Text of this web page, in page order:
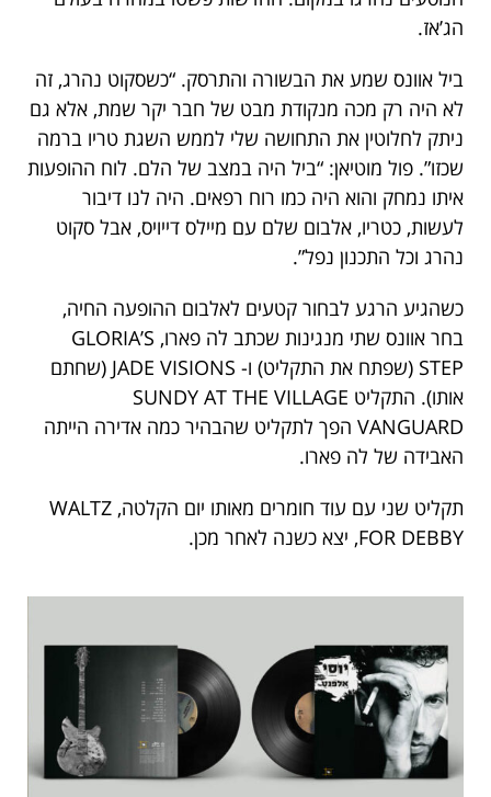
הג’אז.
ביל אוונס שמע את הבשורה והתרסק. “כשסקוט נהרג, זה
לא היה רק ​​מכה מנקודת מבט של חבר יקר שמת, אלא גם
ניתק לחלוטין את התחושה שלי לממש השגת טריו ברמה
שכזו”. פול מוטיאן: “ביל היה במצב של הלם. לוח ההופעות
איתו נמחק והוא היה כמו רוח רפאים. היה לנו דיבור
לעשות, כטריו, אלבום שלם עם מיילס דייויס, אבל סקוט
נהרג וכל התכנון נפל”.
כשהגיע הרגע לבחור קטעים לאלבום ההופעה החיה,
בחר אוונס שתי מנגינות שכתב לה פארו, GLORIA’S
STEP (שפתח את התקליט) ו- JADE VISIONS (שחתם
אותו). התקליט SUNDY AT THE VILLAGE
VANGUARD הפך לתקליט שהבהיר כמה אדירה הייתה
האבידה של לה פארו.
תקליט שני עם עוד חומרים מאותו יום הקלטה, WALTZ
FOR DEBBY, יצא כשנה לאחר מכן.